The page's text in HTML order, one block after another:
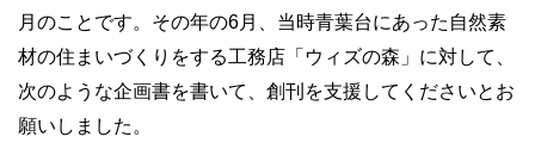
月のことです。その年の6月、当時青葉台にあった自然素
材の住まいづくりをする工務店「ウィズの森」に対して、
次のような企画書を書いて、創刊を支援してくださいとお
願いしました。